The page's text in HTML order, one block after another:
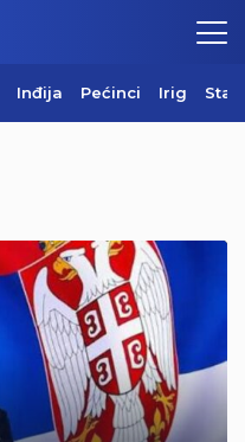
Inđija Pećinci Irig